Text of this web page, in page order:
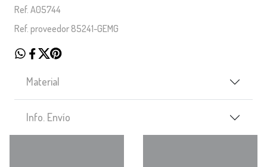
Ref. A05744
Ref. proveedor 85241-GEMG
Material
Info. Envío